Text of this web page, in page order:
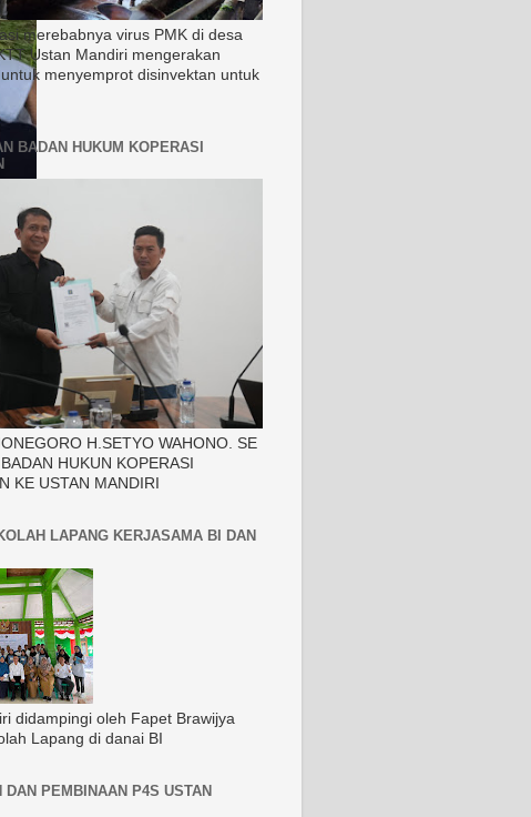
merebabnya virus PMK di desa
Ustan Mandiri mengerakan
menyemprot disinvektan untuk
BADAN HUKUM KOPERASI
H.SETYO WAHONO. SE
HUKUN KOPERASI
KE USTAN MANDIRI
LAPANG KERJASAMA BI DAN
didampingi oleh Fapet Brawijya
Lapang di danai BI
DAN PEMBINAAN P4S USTAN